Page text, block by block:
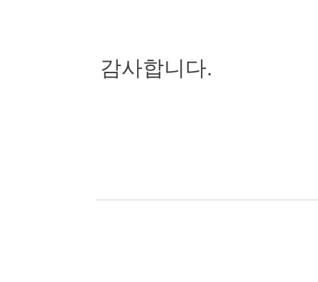
감사합니다.